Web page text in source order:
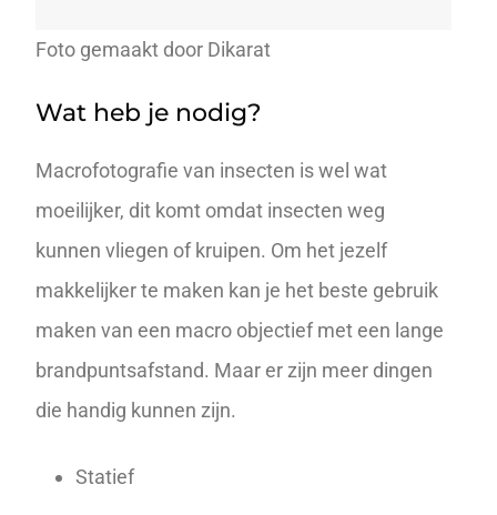
Foto gemaakt door Dikarat
Wat heb je nodig?
Macrofotografie van insecten is wel wat
moeilijker, dit komt omdat insecten weg
kunnen vliegen of kruipen. Om het jezelf
makkelijker te maken kan je het beste gebruik
maken van een macro objectief met een lange
brandpuntsafstand. Maar er zijn meer dingen
die handig kunnen zijn.
Statief